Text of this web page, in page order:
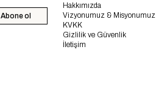
Abone ol
Hakkımızda
Vizyonumuz & Misyonumuz
KVKK
Gizlilik ve Güvenlik
İletişim